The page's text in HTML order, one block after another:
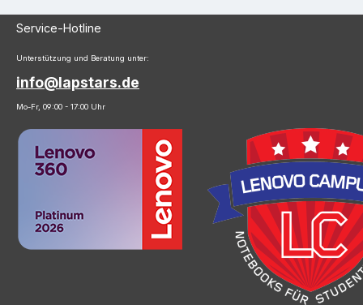
Service-Hotline
Unterstützung und Beratung unter:
info@lapstars.de
Mo-Fr, 09:00 - 17:00 Uhr